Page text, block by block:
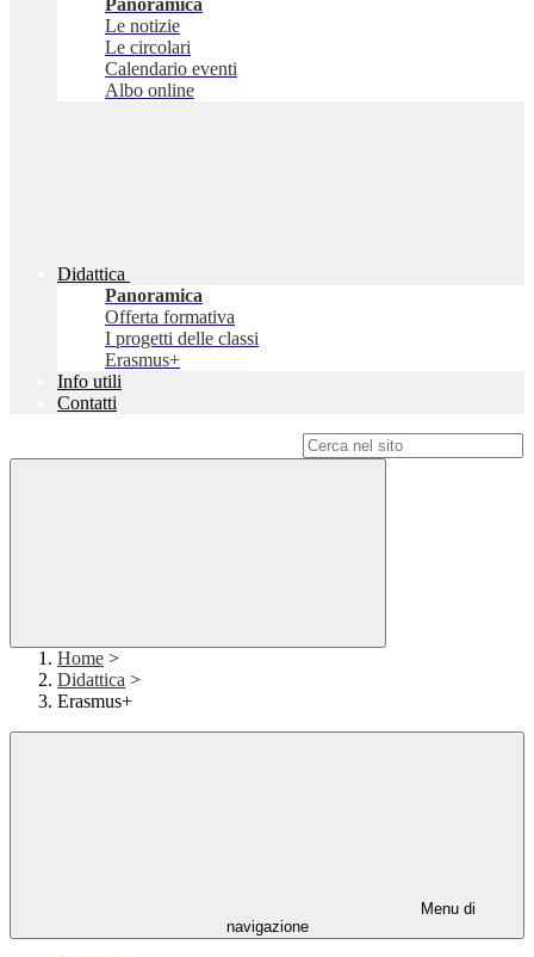
Panoramica
Le notizie
Le circolari
Calendario eventi
Albo online
Didattica
Panoramica
Offerta formativa
I progetti delle classi
Erasmus+
Info utili
Contatti
Home >
Didattica >
Erasmus+
Menu di
navigazione